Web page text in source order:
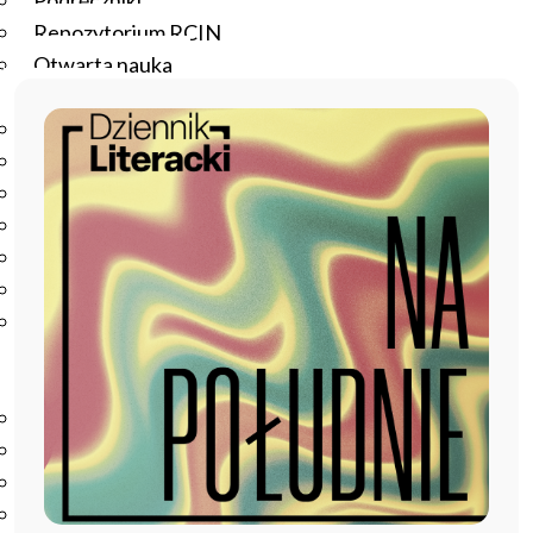
Repozytorium RCIN
Otwarta nauka
Studia podyplomowe
Szkolenia
Szkoła Doktorska Anthropos
Erasmus
Olimpiada Literatury i Języka Polskiego
Olimpiada Literatury i Języka Polskiego dla Szkół
Podstawowych
Biblioteka
O bibliotece
Godziny otwarcia
Katalog
Nowości